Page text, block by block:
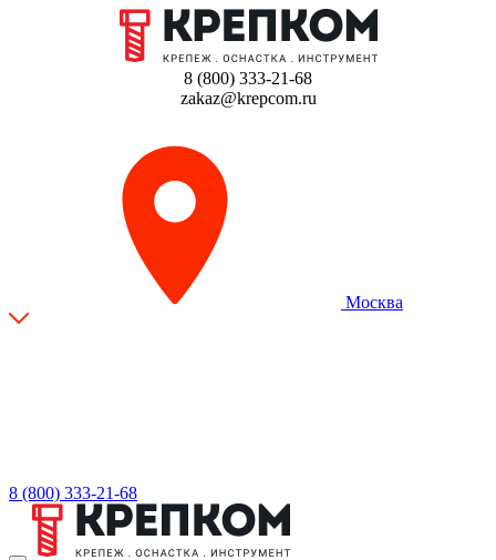
8 (800) 333-21-68
zakaz@krepcom.ru
Москва
8 (800) 333-21-68